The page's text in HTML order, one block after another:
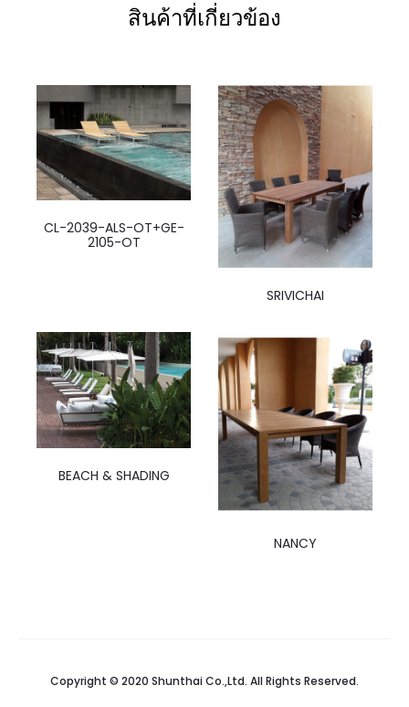
สินค้าที่เกี่ยวข้อง
CL-2039-ALS-OT+GE-
2105-OT
SRIVICHAI
BEACH & SHADING
NANCY
Copyright © 2020 Shunthai Co.,Ltd. All Rights Reserved.